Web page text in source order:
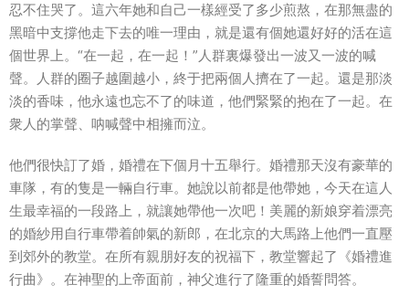
忍不住哭了。這六年她和自己一樣經受了多少煎熬，在那無盡的
黑暗中支撐他走下去的唯一理由，就是還有個她還好好的活在這
個世界上。“在一起，在一起！”人群裏爆發出一波又一波的喊
聲。人群的圈子越圍越小，終于把兩個人擠在了一起。還是那淡
淡的香味，他永遠也忘不了的味道，他們緊緊的抱在了一起。在
衆人的掌聲、呐喊聲中相擁而泣。
他們很快訂了婚，婚禮在下個月十五舉行。婚禮那天沒有豪華的
車隊，有的隻是一輛自行車。她說以前都是他帶她，今天在這人
生最幸福的一段路上，就讓她帶他一次吧！美麗的新娘穿着漂亮
的婚紗用自行車帶着帥氣的新郎，在北京的大馬路上他們一直壓
到郊外的教堂。在所有親朋好友的祝福下，教堂響起了《婚禮進
行曲》。在神聖的上帝面前，神父進行了隆重的婚誓問答。